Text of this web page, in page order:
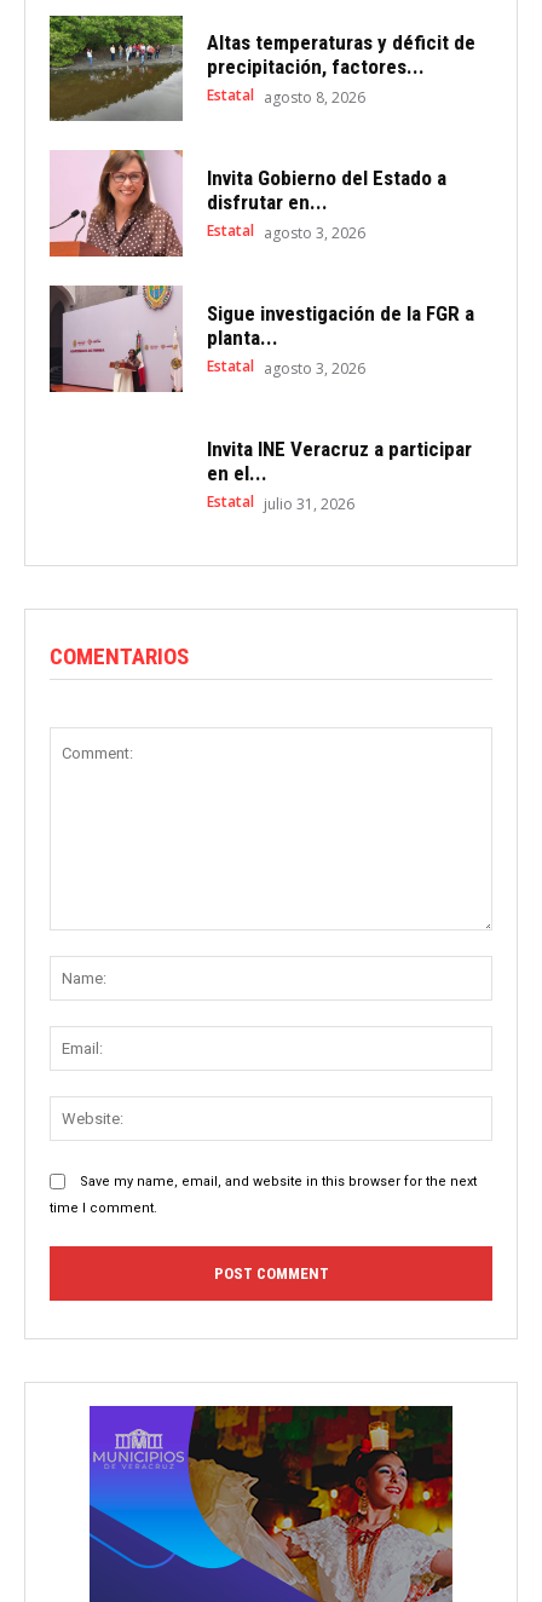
Altas temperaturas y déficit de
precipitación, factores...
Estatal agosto 8, 2026
Invita Gobierno del Estado a
disfrutar en...
Estatal agosto 3, 2026
Sigue investigación de la FGR a
planta...
Estatal agosto 3, 2026
Invita INE Veracruz a participar
en el...
Estatal julio 31, 2026
COMENTARIOS
Save my name, email, and website in this browser for the next
time I comment.